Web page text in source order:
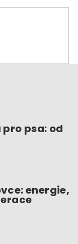
psa: od
energie,